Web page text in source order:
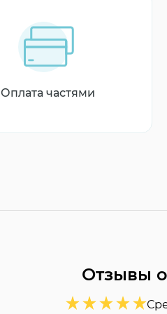
Оплата частями
Отзывы